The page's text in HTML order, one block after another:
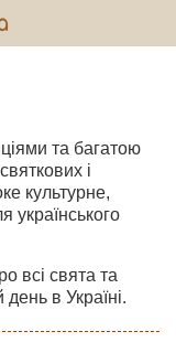
та багатою
і
культурне,
українського
всі свята та
в Україні.